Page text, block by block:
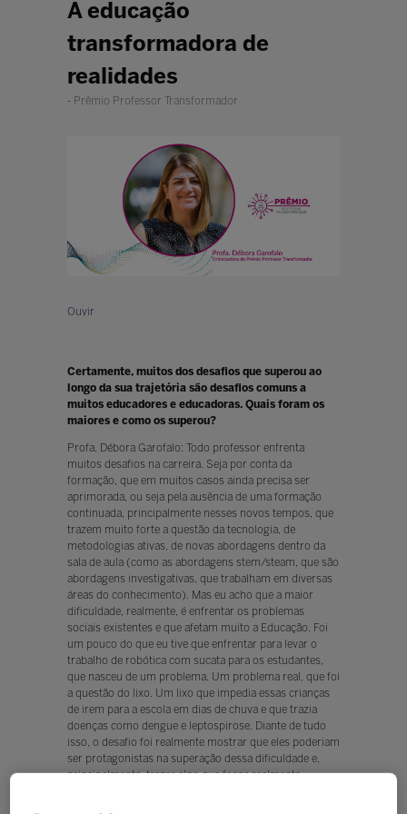
A educação
transformadora de
realidades
Prêmio Professor Transformador
Ouvir
Certamente, muitos dos desafios que superou ao
longo da sua trajetória são desafios comuns a
muitos educadores e educadoras. Quais foram os
maiores e como os superou?
Profa. Débora Garofalo: Todo professor enfrenta
muitos desafios na carreira. Seja por conta da
formação, que em muitos casos ainda precisa ser
aprimorada, ou seja pela ausência de uma formação
continuada, principalmente nesses novos tempos, que
trazem muito forte a questão da tecnologia, de
metodologias ativas, de novas abordagens dentro da
sala de aula (como as abordagens stem/steam, que são
abordagens investigativas, que trabalham em diversas
áreas do conhecimento). Mas eu acho que a maior
dificuldade, realmente, é enfrentar os problemas
sociais existentes e que afetam muito a Educação. Foi
um pouco do que eu tive que enfrentar para levar o
trabalho de robótica com sucata para os estudantes,
que nasceu de um problema. Um problema real, que foi
a questão do lixo. Um lixo que impedia essas crianças
de irem para a escola em dias de chuva e que trazia
doenças como dengue e leptospirose. Diante de tudo
isso, o desafio foi realmente mostrar que eles poderiam
ser protagonistas na superação dessa dificuldade e,
principalmente, trazer algo que fosse realmente